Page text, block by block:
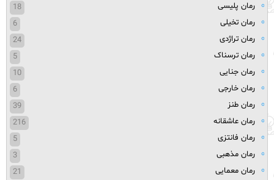
رمان پلیسی
18
رمان تخیلی
6
رمان تراژدی
24
رمان ترسناک
5
رمان جنایی
10
رمان خارجی
6
رمان طنز
39
رمان عاشقانه
216
رمان فانتزی
5
رمان مذهبی
3
رمان معمایی
21